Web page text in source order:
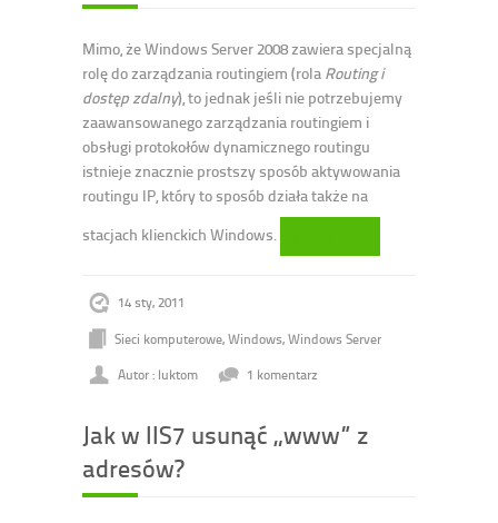
Mimo, że Windows Server 2008 zawiera specjalną
rolę do zarządzania routingiem (rola Routing i
dostęp zdalny), to jednak jeśli nie potrzebujemy
zaawansowanego zarządzania routingiem i
obsługi protokołów dynamicznego routingu
istnieje znacznie prostszy sposób aktywowania
routingu IP, który to sposób działa także na
stacjach klienckich Windows.
14 sty, 2011
Sieci komputerowe,Windows,Windows Server
Autor : luktom
1 komentarz
Jak w IIS7 usunąć „www” z
adresów?